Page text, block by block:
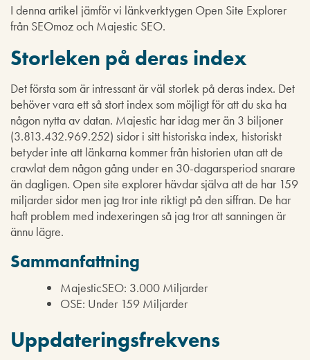
I denna artikel jämför vi länkverktygen Open Site Explorer
från SEOmoz och Majestic SEO.
Storleken på deras index
Det första som är intressant är väl storlek på deras index. Det
behöver vara ett så stort index som möjligt för att du ska ha
någon nytta av datan. Majestic har idag mer än 3 biljoner
(3.813.432.969.252) sidor i sitt historiska index, historiskt
betyder inte att länkarna kommer från historien utan att de
crawlat dem någon gång under en 30-dagarsperiod snarare
än dagligen. Open site explorer hävdar själva att de har 159
miljarder sidor men jag tror inte riktigt på den siffran. De har
haft problem med indexeringen så jag tror att sanningen är
ännu lägre.
Sammanfattning
MajesticSEO: 3.000 Miljarder
OSE: Under 159 Miljarder
Uppdateringsfrekvens